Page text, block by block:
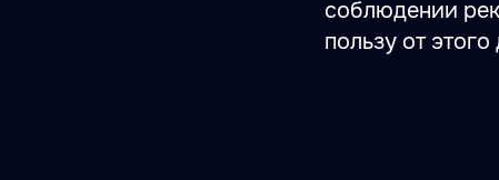
соблюдении
пользу от